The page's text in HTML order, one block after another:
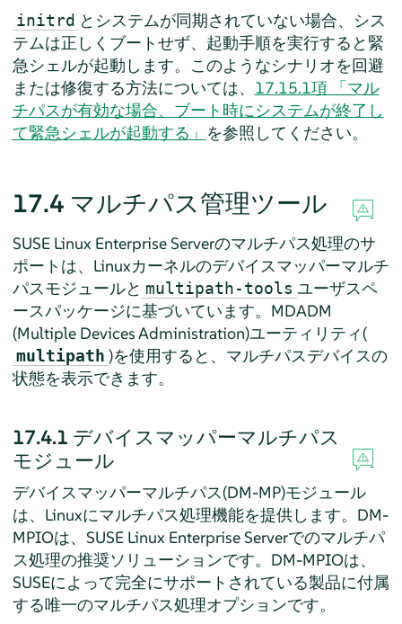
initrd とシステムが同期されていない場合、シス
テムは正しくブートせず、起動手順を実行すると緊
急シェルが起動します。このようなシナリオを回避
または修復する方法については、 17.15.1項 「マル
チパスが有効な場合、ブート時にシステムが終了し
て緊急シェルが起動する」 を参照してください。
17.4 マルチパス管理ツール
SUSE Linux Enterprise Serverのマルチパス処理のサ
ポートは、Linuxカーネルのデバイスマッパーマルチ
パスモジュールと multipath-tools ユーザスペ
ースパッケージに基づいています。MDADM
(Multiple Devices Administration)ユーティリティ(
multipath )を使用すると、マルチパスデバイスの
状態を表示できます。
17.4.1 デバイスマッパーマルチパス
モジュール
デバイスマッパーマルチパス(DM-MP)モジュール
は、Linuxにマルチパス処理機能を提供します。DM-
MPIOは、 SUSE Linux Enterprise Serverでのマルチパ
ス処理の推奨ソリューションです。DM-MPIOは、
SUSEによって完全にサポートされている製品に付属
する唯一のマルチパス処理オプションです。